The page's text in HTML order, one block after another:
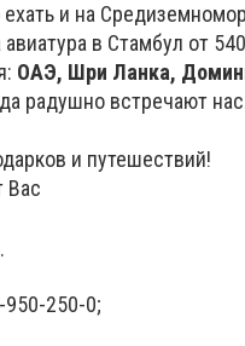
и на
в Стамбул от
ОАЭ, Шри Ланка,
радушно встречают
и путешествий!
Вас
250-0;